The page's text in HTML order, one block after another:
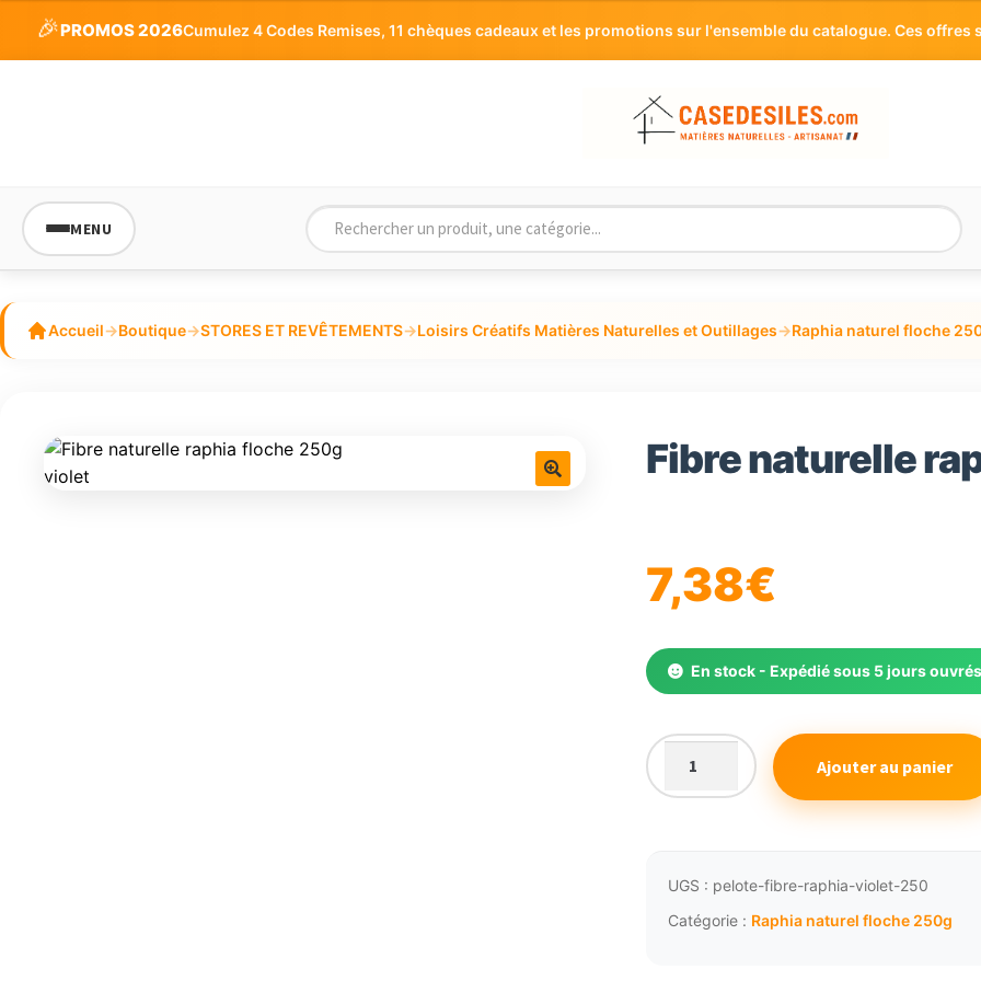
🎉PROMOS 2026Cumulez 4 Codes Remises, 11 chèques cadeaux et les promotions sur l'ensemble du catalogue. Ces
MENU
Accueil→Boutique→STORES ET REVÊTEMENTS→Loisirs Créatifs Matières Naturelles et Outillages→Raphia naturel floche
Fibre naturelle
7,38€
En stock - Expédié sous 5 jours
quantité
de
raphia
floche
Ajouter au panier
UGS : pelote-fibre-raphia-violet-250
Catégorie : Raphia naturel floche 250g